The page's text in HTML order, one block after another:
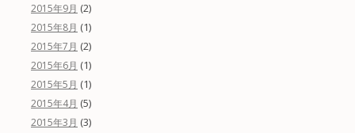
2015年9月 (2)
2015年8月 (1)
2015年7月 (2)
2015年6月 (1)
2015年5月 (1)
2015年4月 (5)
2015年3月 (3)